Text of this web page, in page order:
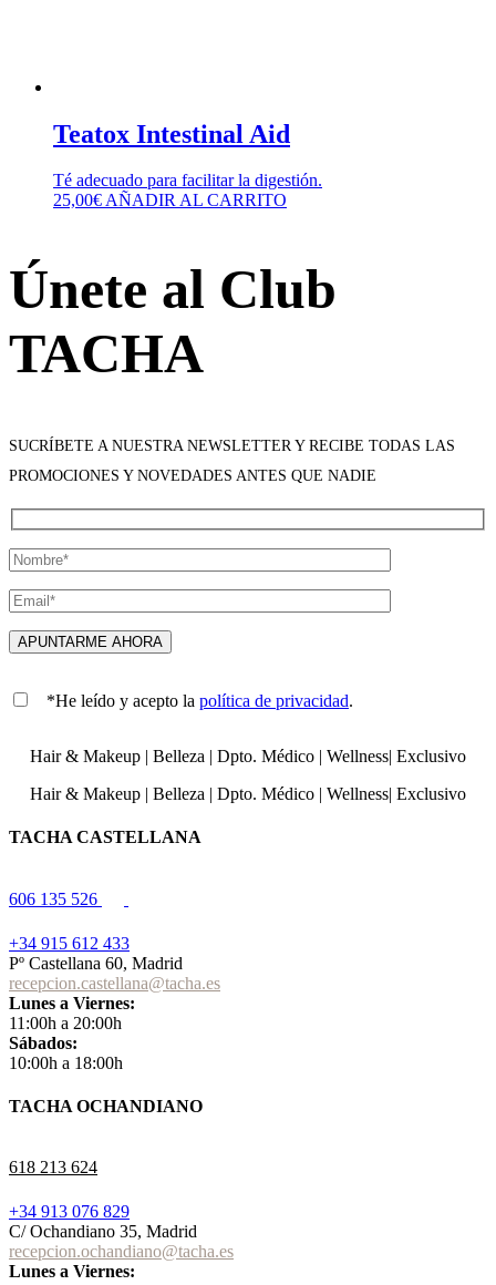
Teatox Intestinal Aid
Té adecuado para facilitar la digestión.
25,00€AÑADIR AL CARRITO
Únete al Club
TACHA
SUCRÍBETE A NUESTRA NEWSLETTER Y RECIBE TODAS LAS
PROMOCIONES Y NOVEDADES ANTES QUE NADIE
*He leído y acepto la política de privacidad.
Hair & Makeup | Belleza | Dpto. Médico | Wellness| Exclusivo
Hair & Makeup | Belleza | Dpto. Médico | Wellness| Exclusivo
TACHA CASTELLANA
606 135 526
+34 915 612 433
Pº Castellana 60, Madrid
recepcion.castellana@tacha.es
Lunes a Viernes:
11:00h a 20:00h
Sábados:
10:00h a 18:00h
TACHA OCHANDIANO
618 213 624
+34 913 076 829
C/ Ochandiano 35, Madrid
recepcion.ochandiano@tacha.es
Lunes a Viernes: